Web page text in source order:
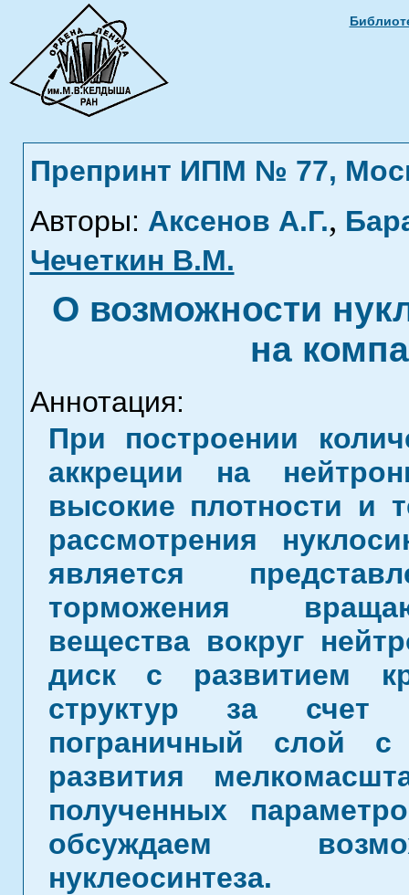
Препринт ИПМ № 77,
Авторы: Аксенов А.Г.,
Чечеткин В.М.
О возможности
на
Аннотация:
При построении
аккреции на
высокие плотности и
рассмотрения
является
торможения
вещества вокруг
диск с развитием
структур за
пограничный слой
развития
полученных
обсуждаем
нуклеосинтеза.